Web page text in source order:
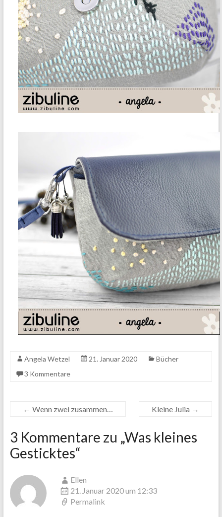
Angela Wetzel 21. Januar 2020
Bücher
3 Kommentare
← Wenn zwei zusammen… Kleine Julia →
3 Kommentare zu „Was kleines
Gesticktes“
Ellen
21. Januar 2020 um 12:33
Permalink